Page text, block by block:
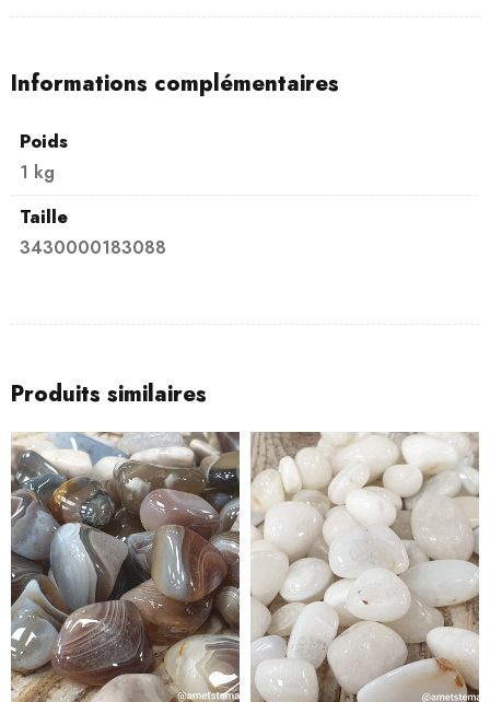
Informations complémentaires
Poids
1 kg
Taille
3430000183088
Produits similaires